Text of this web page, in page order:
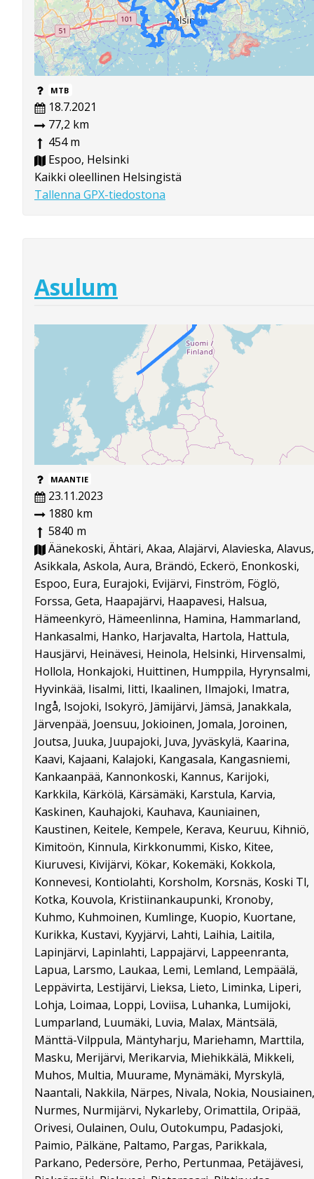
MTB
18.7.2021
77,2 km
454 m
Espoo, Helsinki
Kaikki oleellinen Helsingistä
Tallenna GPX-tiedostona
Asulum
MAANTIE
23.11.2023
1880 km
5840 m
Äänekoski, Ähtäri, Akaa, Alajärvi, Alavieska, Alavus,
Asikkala, Askola, Aura, Brändö, Eckerö, Enonkoski,
Espoo, Eura, Eurajoki, Evijärvi, Finström, Föglö,
Forssa, Geta, Haapajärvi, Haapavesi, Halsua,
Hämeenkyrö, Hämeenlinna, Hamina, Hammarland,
Hankasalmi, Hanko, Harjavalta, Hartola, Hattula,
Hausjärvi, Heinävesi, Heinola, Helsinki, Hirvensalmi,
Hollola, Honkajoki, Huittinen, Humppila, Hyrynsalmi,
Hyvinkää, Iisalmi, Iitti, Ikaalinen, Ilmajoki, Imatra,
Ingå, Isojoki, Isokyrö, Jämijärvi, Jämsä, Janakkala,
Järvenpää, Joensuu, Jokioinen, Jomala, Joroinen,
Joutsa, Juuka, Juupajoki, Juva, Jyväskylä, Kaarina,
Kaavi, Kajaani, Kalajoki, Kangasala, Kangasniemi,
Kankaanpää, Kannonkoski, Kannus, Karijoki,
Karkkila, Kärkölä, Kärsämäki, Karstula, Karvia,
Kaskinen, Kauhajoki, Kauhava, Kauniainen,
Kaustinen, Keitele, Kempele, Kerava, Keuruu, Kihniö,
Kimitoön, Kinnula, Kirkkonummi, Kisko, Kitee,
Kiuruvesi, Kivijärvi, Kökar, Kokemäki, Kokkola,
Konnevesi, Kontiolahti, Korsholm, Korsnäs, Koski Tl,
Kotka, Kouvola, Kristiinankaupunki, Kronoby,
Kuhmo, Kuhmoinen, Kumlinge, Kuopio, Kuortane,
Kurikka, Kustavi, Kyyjärvi, Lahti, Laihia, Laitila,
Lapinjärvi, Lapinlahti, Lappajärvi, Lappeenranta,
Lapua, Larsmo, Laukaa, Lemi, Lemland, Lempäälä,
Leppävirta, Lestijärvi, Lieksa, Lieto, Liminka, Liperi,
Lohja, Loimaa, Loppi, Loviisa, Luhanka, Lumijoki,
Lumparland, Luumäki, Luvia, Malax, Mäntsälä,
Mänttä-Vilppula, Mäntyharju, Mariehamn, Marttila,
Masku, Merijärvi, Merikarvia, Miehikkälä, Mikkeli,
Muhos, Multia, Muurame, Mynämäki, Myrskylä,
Naantali, Nakkila, Närpes, Nivala, Nokia, Nousiainen,
Nurmes, Nurmijärvi, Nykarleby, Orimattila, Oripää,
Orivesi, Oulainen, Oulu, Outokumpu, Padasjoki,
Paimio, Pälkäne, Paltamo, Pargas, Parikkala,
Parkano, Pedersöre, Perho, Pertunmaa, Petäjävesi,